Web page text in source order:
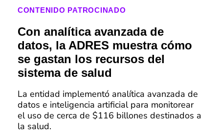
CONTENIDO PATROCINADO
Con analítica avanzada de
datos, la ADRES muestra cómo
se gastan los recursos del
sistema de salud
La entidad implementó analítica avanzada de
datos e inteligencia artificial para monitorear
el uso de cerca de $116 billones destinados a
la salud.